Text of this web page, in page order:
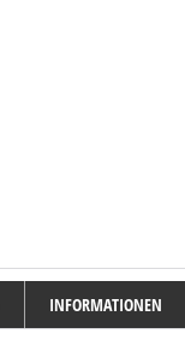
INFORMATIONEN